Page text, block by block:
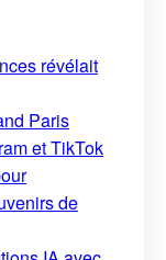
révélait
Paris
et TikTok
de